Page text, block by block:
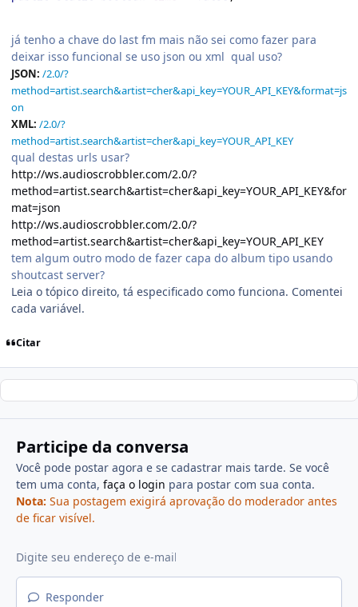
já tenho a chave do last fm mais não sei como fazer para
deixar isso funcional se uso json ou xml qual uso?
JSON: /2.0/?
method=artist.search&artist=cher&api_key=YOUR_API_KEY&format=js
on
XML: /2.0/?
method=artist.search&artist=cher&api_key=YOUR_API_KEY
qual destas urls usar?
http://ws.audioscrobbler.com/2.0/?
method=artist.search&artist=cher&api_key=YOUR_API_KEY&for
mat=json
http://ws.audioscrobbler.com/2.0/?
method=artist.search&artist=cher&api_key=YOUR_API_KEY
tem algum outro modo de fazer capa do album tipo usando
shoutcast server?
Leia o tópico direito, tá especificado como funciona. Comentei
cada variável.
Citar
Participe da conversa
Você pode postar agora e se cadastrar mais tarde. Se você
tem uma conta, faça o login para postar com sua conta.
Nota: Sua postagem exigirá aprovação do moderador antes
de ficar visível.
Responder